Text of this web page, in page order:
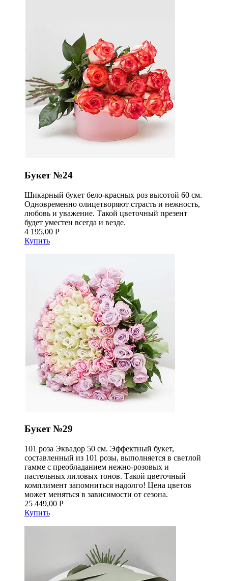
Букет №24
Шикарный букет бело-красных роз высотой 60 см.
Одновременно олицетворяют страсть и нежность,
любовь и уважение. Такой цветочный презент
будет уместен всегда и везде.
4 195,00 Р
Купить
Букет №29
101 роза Эквадор 50 см. Эффектный букет,
составленный из 101 розы, выполняется в светлой
гамме с преобладанием нежно-розовых и
пастельных лиловых тонов. Такой цветочный
комплимент запомниться надолго! Цена цветов
может меняться в зависимости от сезона.
25 449,00 Р
Купить